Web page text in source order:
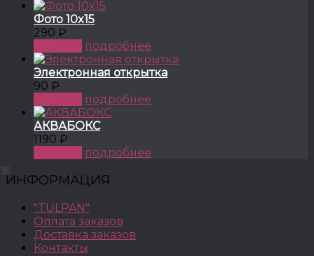
Фото 10x15
290 ₽
подробнее
Электронная открытка
90 ₽
подробнее
АКВАБОКС
1190 ₽
подробнее
ИНФОРМАЦИЯ
"TULPAN"
Оплата заказов
Доставка заказов
Контакты